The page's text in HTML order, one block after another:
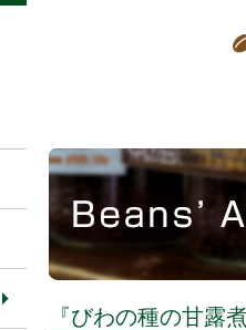
『びわの種の甘露